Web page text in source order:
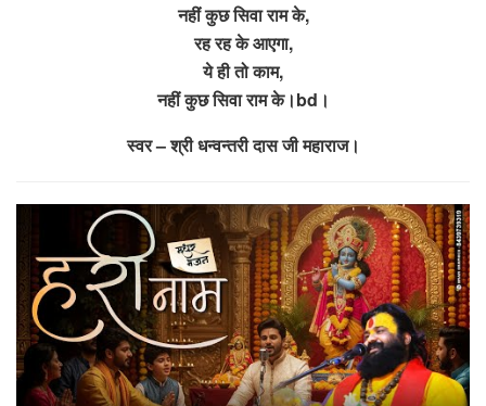
नहीं कुछ सिवा राम के,
रह रह के आएगा,
ये ही तो काम,
नहीं कुछ सिवा राम के।bd।
स्वर – श्री धन्वन्तरी दास जी महाराज।